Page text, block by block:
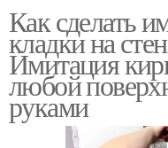
Как сделать
кладки на
Имитация
любой
руками